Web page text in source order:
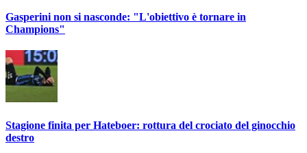
Gasperini non si nasconde: "L'obiettivo è tornare in
Champions"
Stagione finita per Hateboer: rottura del crociato del ginocchio
destro